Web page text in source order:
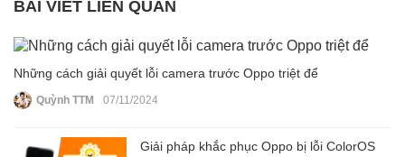
BÀI VIẾT LIÊN QUAN
Những cách giải quyết lỗi camera trước Oppo triệt để
Quỳnh TTM 07/11/2024
Giải pháp khắc phục Oppo bị lỗi ColorOS